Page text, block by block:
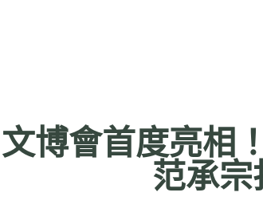
文博會首度亮相
范承